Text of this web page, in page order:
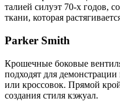
талией силуэт 70-х годов,
ткани, которая
Parker Smith
Крошечные боковые
подходят для
или кроссовок. Прямой
создания стиля кэжуал.